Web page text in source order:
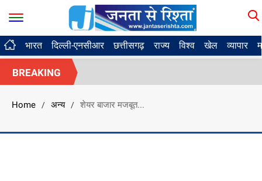
भारत दिल्ली-एनसीआर छत्तीसगढ़ राज्य विश्व खेल व्यापार
BREAKING
Home / अन्य / शेयर बाजार मजबूत...